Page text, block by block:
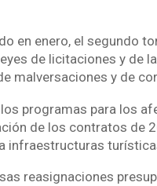
en enero, el segundo
de licitaciones y de
malversaciones y de
programas para los
de los contratos de
infraestructuras
reasignaciones